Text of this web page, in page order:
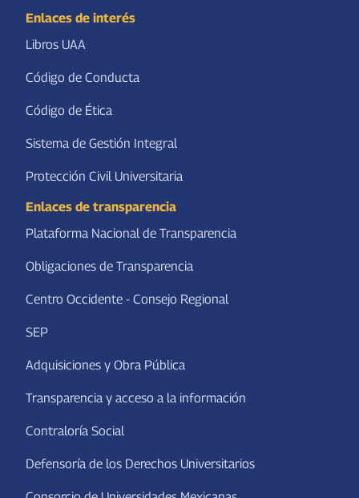
Enlaces de interés
Libros UAA
Código de Conducta
Código de Ética
Sistema de Gestión Integral
Protección Civil Universitaria
Enlaces de transparencia
Plataforma Nacional de Transparencia
Obligaciones de Transparencia
Centro Occidente - Consejo Regional
SEP
Adquisiciones y Obra Pública
Transparencia y acceso a la información
Contraloría Social
Defensoría de los Derechos Universitarios